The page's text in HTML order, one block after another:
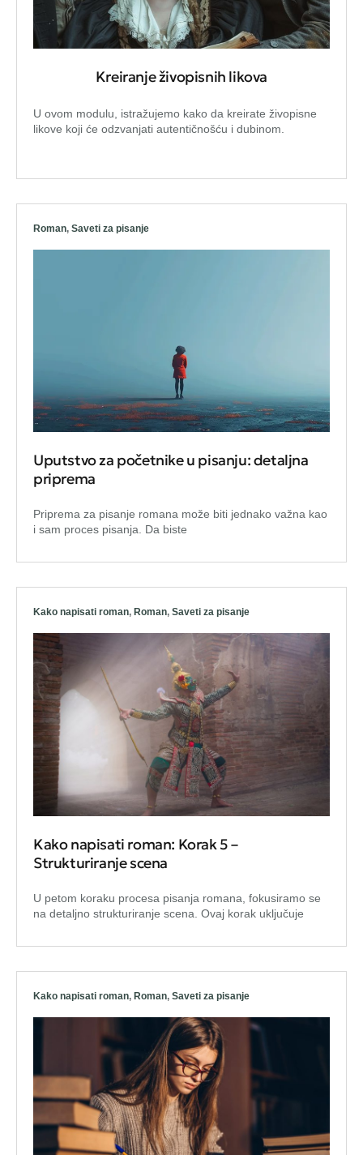
Kreiranje živopisnih likova
U ovom modulu, istražujemo kako da kreirate živopisne
likove koji će odzvanjati autentičnošću i dubinom.
Roman, Saveti za pisanje
Uputstvo za početnike u pisanju: detaljna
priprema
Priprema za pisanje romana može biti jednako važna kao
i sam proces pisanja. Da biste
Kako napisati roman, Roman, Saveti za pisanje
Kako napisati roman: Korak 5 –
Strukturiranje scena
U petom koraku procesa pisanja romana, fokusiramo se
na detaljno strukturiranje scena. Ovaj korak uključuje
Kako napisati roman, Roman, Saveti za pisanje